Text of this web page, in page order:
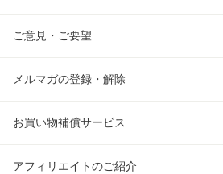
ご意見・ご要望
メルマガの登録・解除
お買い物補償サービス
アフィリエイトのご紹介